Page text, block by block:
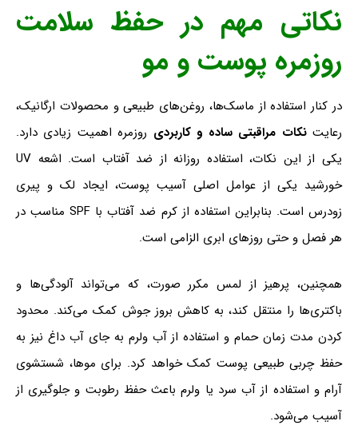
نکاتی مهم در حفظ سلامت
روزمره پوست و مو
در کنار استفاده از ماسک‌ها، روغن‌های طبیعی و محصولات ارگانیک،
رعایتنکات مراقبتی ساده و کاربردی روزمره اهمیت زیادی دارد.
یکی از این نکات، استفاده روزانه از ضد آفتاب است. اشعه UV
خورشید یکی از عوامل اصلی آسیب پوست، ایجاد لک و پیری
زودرس است. بنابراین استفاده از کرم ضد آفتاب با SPF مناسب در
هر فصل و حتی روزهای ابری الزامی است.
همچنین، پرهیز از لمس مکرر صورت، که می‌تواند آلودگی‌ها و
باکتری‌ها را منتقل کند، به کاهش بروز جوش کمک می‌کند. محدود
کردن مدت زمان حمام و استفاده از آب ولرم به جای آب داغ نیز به
حفظ چربی طبیعی پوست کمک خواهد کرد. برای موها، شستشوی
آرام و استفاده از آب سرد یا ولرم باعث حفظ رطوبت و جلوگیری از
آسیب می‌شود.